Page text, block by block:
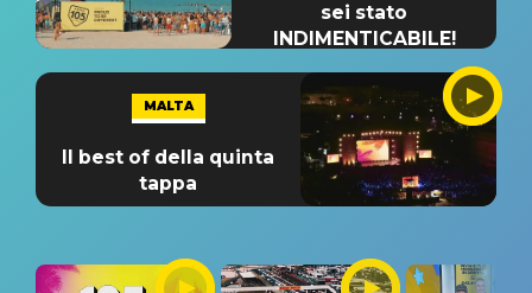
sei stato
INDIMENTICABILE!
MALTA
Il best of della quinta
tappa